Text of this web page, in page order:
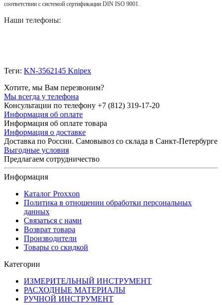
соответствии с системой сертификации DIN ISO 9001.
Наши телефоны:
Теги: KN-3562145 Knipex
Хотите, мы Вам перезвоним?
Мы всегда у телефона
Консультации по телефону +7 (812) 319-17-20
Информация об оплате
Информация об оплате товара
Информация о доставке
Доставка по России. Самовывоз со склада в Санкт-Петербурге
Выгодные условия
Предлагаем сотрудничество
Информация
Каталог Proxxon
Политика в отношении обработки персональных
данных
Связаться с нами
Возврат товара
Производители
Товары со скидкой
Категории
ИЗМЕРИТЕЛЬНЫЙ ИНСТРУМЕНТ
РАСХОДНЫЕ МАТЕРИАЛЫ
РУЧНОЙ ИНСТРУМЕНТ